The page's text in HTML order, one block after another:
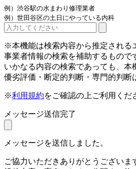
例）渋谷駅の水まわり修理業者
例）世田谷区の土日にやっている内科
※本機能は検索内容から推定される
事業者情報の検索を補助するもので
いかなる内容の検索であっても、本
優劣評価・断定的判断・専門的判断
※利用規約をご確認の上ご利用くだ
メッセージ送信完了
メッセージを送信しました。
ご協力いただきありがとうございま